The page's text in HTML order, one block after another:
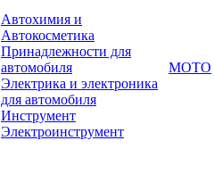
Автохимия и
Автокосметика
Принадлежности для
автомобиля
Электрика и электроника
для автомобиля
Инструмент
Электроинструмент
МОТО